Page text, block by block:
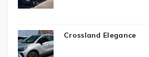
Crossland Elegance